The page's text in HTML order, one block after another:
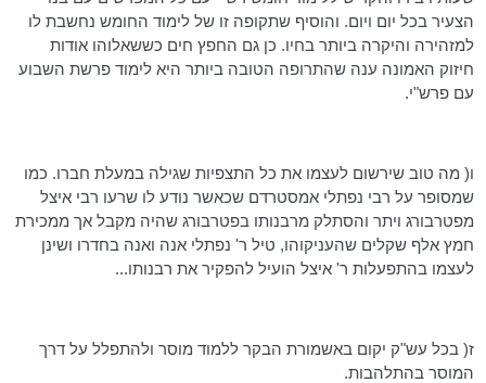
הצעיר בכל יום ויום. והוסיף שתקופה זו של לימוד החומש נחשבת לו
למזהירה והיקרה ביותר בחיו. כן גם החפץ חים כששאלוהו אודות
חיזוק האמונה ענה שהתרופה הטובה ביותר היא לימוד פרשת השבוע
עםפרש"י.
ו( מה טוב שירשום לעצמו את כל התצפיות שגילה במעלת חברו. כמו
שמסופר על רבי נפתלי אמסטרדם שכאשר נודע לו שרעו רביאיצל
מפטרבורג ויתר והסתלק מרבנותו בפטרבורג שהיה מקבל אך ממכירת
חמץ אלף שקלים שהעניקוהו, טיל ר' נפתלי אנה ואנה בחדרו ושינן
לעצמו בהתפעלות ר'איצל הועיל להפקיר את רבנותו...
ז( בכל עש"ק יקום באשמורת הבקר ללמוד מוסר ולהתפלל על דרך
המוסר בהתלהבות.